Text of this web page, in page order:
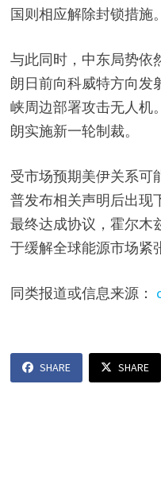
国则相应解除封锁措施。
与此同时，中东局势依
朗日前向科威特方向发
峡周边部署攻击无人机
朗实施新一轮制裁。
受市场预期美伊关系可
普发布相关声明后出现
最终达成协议，霍尔木
于缓解全球能源市场紧
同类报道或信息来源：
SHARE SHARE